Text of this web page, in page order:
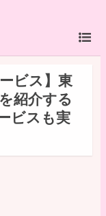
ビス】東
紹介する
ビスも実